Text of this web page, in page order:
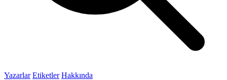
Yazarlar Etiketler Hakkında